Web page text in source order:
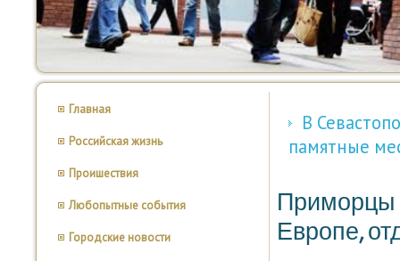
Главная
Российская жизнь
Проишествия
Любопытные события
Городские новости
В
памятные
Приморцы
Европе,